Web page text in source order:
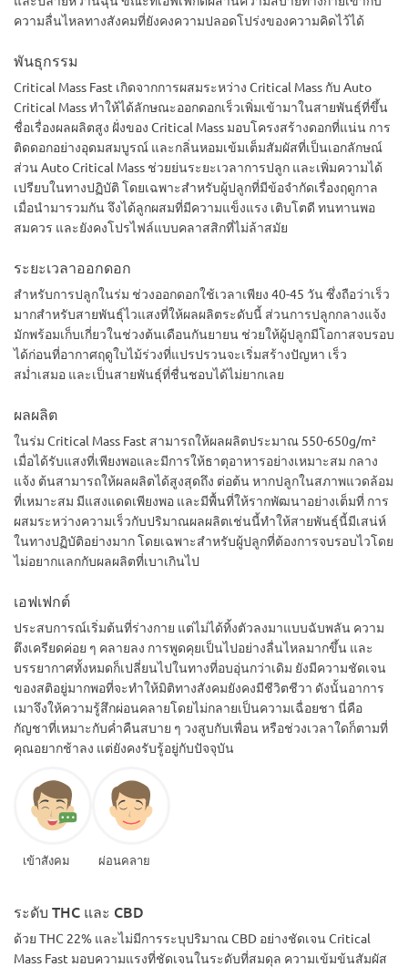
ความลื่นไหลทางสังคมที่ยังคงความปลอดโปร่งของความคิดไว้ได้
พันธุกรรม
Critical Mass Fast เกิดจากการผสมระหว่าง Critical Mass กับ Auto
Critical Mass ทำให้ได้ลักษณะออกดอกเร็วเพิ่มเข้ามาในสายพันธุ์ที่ขึ้น
ชื่อเรื่องผลผลิตสูง ฝั่งของ Critical Mass มอบโครงสร้างดอกที่แน่น การ
ติดดอกอย่างอุดมสมบูรณ์ และกลิ่นหอมเข้มเต็มสัมผัสที่เป็นเอกลักษณ์
ส่วน Auto Critical Mass ช่วยย่นระยะเวลาการปลูก และเพิ่มความได้
เปรียบในทางปฏิบัติ โดยเฉพาะสำหรับผู้ปลูกที่มีข้อจำกัดเรื่องฤดูกาล
เมื่อนำมารวมกัน จึงได้ลูกผสมที่มีความแข็งแรง เติบโตดี ทนทานพอ
สมควร และยังคงโปรไฟล์แบบคลาสสิกที่ไม่ล้าสมัย
ระยะเวลาออกดอก
สำหรับการปลูกในร่ม ช่วงออกดอกใช้เวลาเพียง 40-45 วัน ซึ่งถือว่าเร็ว
มากสำหรับสายพันธุ์ไวแสงที่ให้ผลผลิตระดับนี้ ส่วนการปลูกกลางแจ้ง
มักพร้อมเก็บเกี่ยวในช่วงต้นเดือนกันยายน ช่วยให้ผู้ปลูกมีโอกาสจบรอบ
ได้ก่อนที่อากาศฤดูใบไม้ร่วงที่แปรปรวนจะเริ่มสร้างปัญหา เร็ว
สม่ำเสมอ และเป็นสายพันธุ์ที่ชื่นชอบได้ไม่ยากเลย
ผลผลิต
ในร่ม Critical Mass Fast สามารถให้ผลผลิตประมาณ 550-650g/m²
เมื่อได้รับแสงที่เพียงพอและมีการให้ธาตุอาหารอย่างเหมาะสม กลาง
แจ้ง ต้นสามารถให้ผลผลิตได้สูงสุดถึง ต่อต้น หากปลูกในสภาพแวดล้อม
ที่เหมาะสม มีแสงแดดเพียงพอ และมีพื้นที่ให้รากพัฒนาอย่างเต็มที่ การ
ผสมระหว่างความเร็วกับปริมาณผลผลิตเช่นนี้ทำให้สายพันธุ์นี้มีเสน่ห์
ในทางปฏิบัติอย่างมาก โดยเฉพาะสำหรับผู้ปลูกที่ต้องการจบรอบไวโดย
ไม่อยากแลกกับผลผลิตที่เบาเกินไป
เอฟเฟกต์
ประสบการณ์เริ่มต้นที่ร่างกาย แต่ไม่ได้ทิ้งตัวลงมาแบบฉับพลัน ความ
ตึงเครียดค่อย ๆ คลายลง การพูดคุยเป็นไปอย่างลื่นไหลมากขึ้น และ
บรรยากาศทั้งหมดก็เปลี่ยนไปในทางที่อบอุ่นกว่าเดิม ยังมีความชัดเจน
ของสติอยู่มากพอที่จะทำให้มิติทางสังคมยังคงมีชีวิตชีวา ดังนั้นอาการ
เมาจึงให้ความรู้สึกผ่อนคลายโดยไม่กลายเป็นความเฉื่อยชา นี่คือ
กัญชาที่เหมาะกับค่ำคืนสบาย ๆ วงสูบกับเพื่อน หรือช่วงเวลาใดก็ตามที่
คุณอยากช้าลง แต่ยังคงรับรู้อยู่กับปัจจุบัน
เข้าสังคม ผ่อนคลาย
ระดับ THC และ CBD
ด้วย THC 22% และไม่มีการระบุปริมาณ CBD อย่างชัดเจน Critical
Mass Fast มอบความแรงที่ชัดเจนในระดับที่สมดุล ความเข้มข้นสัมผัส